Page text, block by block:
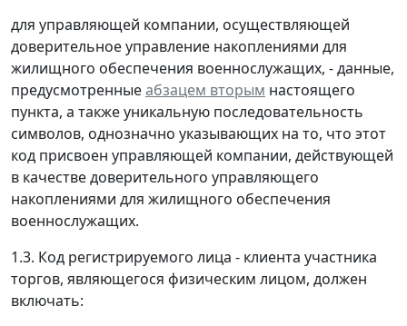
для управляющей компании, осуществляющей
доверительное управление накоплениями для
жилищного обеспечения военнослужащих, - данные,
предусмотренныеабзацем вторым настоящего
пункта, а также уникальную последовательность
символов, однозначно указывающих на то, что этот
код присвоен управляющей компании, действующей
в качестве доверительного управляющего
накоплениями для жилищного обеспечения
военнослужащих.
1.3. Код регистрируемого лица - клиента участника
торгов, являющегося физическим лицом, должен
включать: